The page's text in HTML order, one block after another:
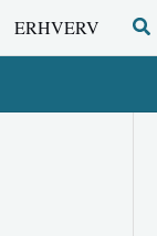
ERHVERV Søg